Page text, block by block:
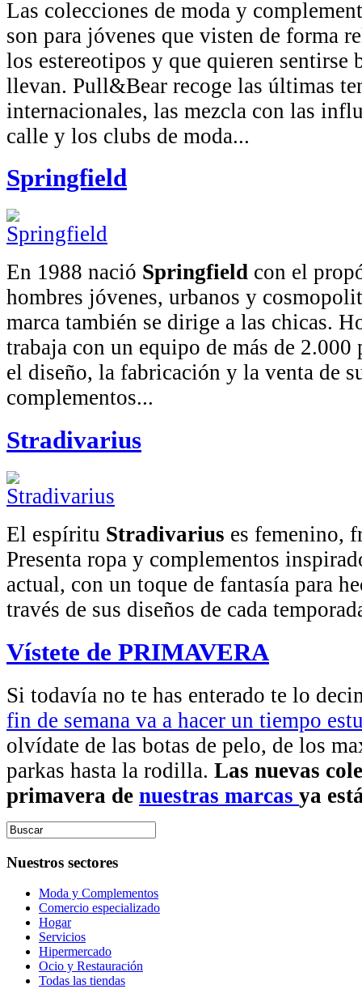
Las colecciones de moda y
son para jóvenes que visten de forma
los estereotipos y que quieren sentirse
llevan. Pull&Bear recoge las últimas
internacionales, las mezcla con las
calle y los clubs de moda...
Springfield
En 1988 nació Springfield con el
hombres jóvenes, urbanos y
marca también se dirige a las chicas.
trabaja con un equipo de más de 2.000
el diseño, la fabricación y la venta de
complementos...
Stradivarius
El espíritu Stradivarius es femenino,
Presenta ropa y complementos
actual, con un toque de fantasía para
través de sus diseños de cada
Vístete de PRIMAVERA
Si todavía no te has enterado te lo
fin de semana va a hacer un tiempo
olvídate de las botas de pelo, de los
parkas hasta la rodilla. Las nuevas
primavera de nuestras marcas ya
Nuestros sectores
Moda y Complementos
Comercio especializado
Hogar
Servicios
Hipermercado
Ocio y Restauración
Todas las tiendas